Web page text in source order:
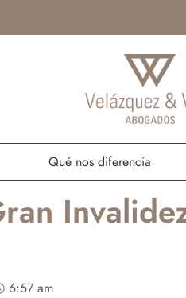
Qué nos diferencia
6:57 am